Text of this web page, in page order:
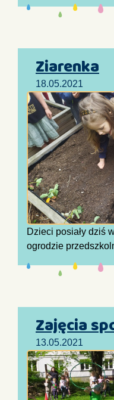
Ziarenka
18.05.2021
Dzieci posiały dziś
ogrodzie
Zajęcia
13.05.2021